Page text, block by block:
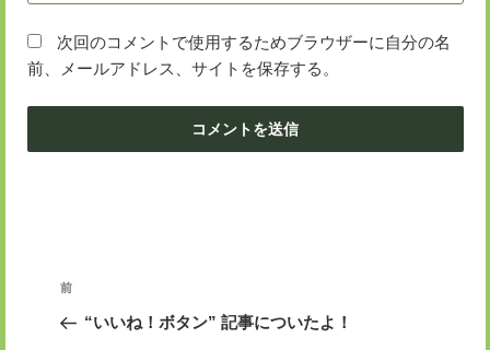
次回のコメントで使用するためブラウザーに自分の名
前、メールアドレス、サイトを保存する。
投
ナ
前
の
前
“いいね！ボタン” 記事についたよ！